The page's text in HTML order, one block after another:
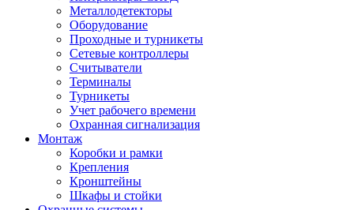
Металлодетекторы
Оборудование
Проходные и турникеты
Сетевые контроллеры
Считыватели
Терминалы
Турникеты
Учет рабочего времени
Охранная сигнализация
Монтаж
Коробки и рамки
Крепления
Кронштейны
Шкафы и стойки